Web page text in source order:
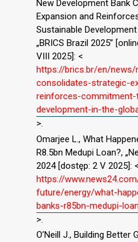
New Development Bank
Expansion and
Sustainable
„BRICS Brazil 2025”
VIII 2025]: <
https://brics.br/en/news/
consolidates-strategic-
reinforces-
development-in-the-
>.
Omarjee L., What
R8.5bn Medupi Loan?,
2024 [dostęp: 2 V 2025]: <
https://
future/energy/what-
banks-r85bn-medupi-
>.
O’Neill J., Building Better